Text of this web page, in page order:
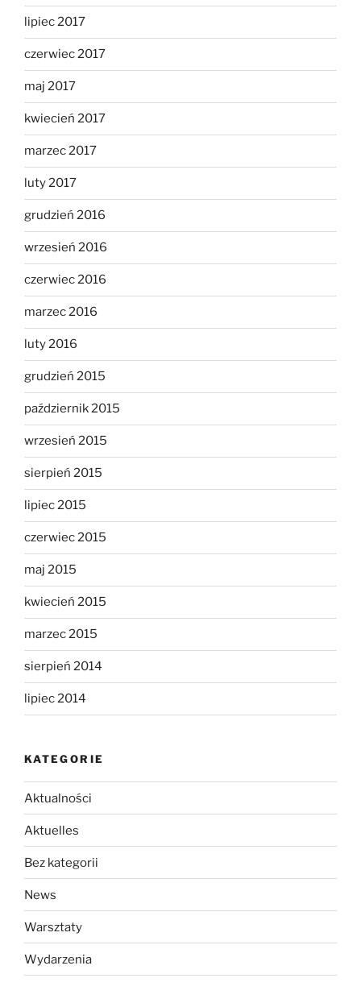
lipiec 2017
czerwiec 2017
maj 2017
kwiecień 2017
marzec 2017
luty 2017
grudzień 2016
wrzesień 2016
czerwiec 2016
marzec 2016
luty 2016
grudzień 2015
październik 2015
wrzesień 2015
sierpień 2015
lipiec 2015
czerwiec 2015
maj 2015
kwiecień 2015
marzec 2015
sierpień 2014
lipiec 2014
KATEGORIE
Aktualności
Aktuelles
Bez kategorii
News
Warsztaty
Wydarzenia